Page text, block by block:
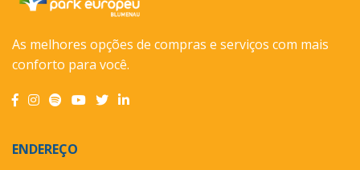
As melhores opções de compras e serviços com mais
conforto para você.
ENDEREÇO